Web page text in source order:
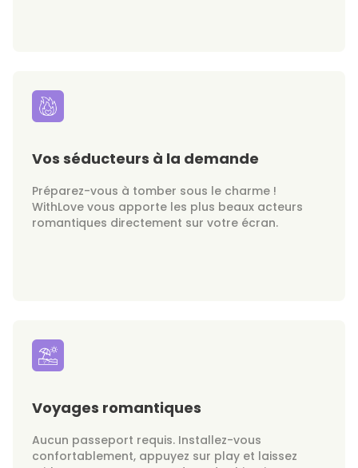
Vos séducteurs à la demande
Préparez-vous à tomber sous le charme !
WithLove vous apporte les plus beaux acteurs
romantiques directement sur votre écran.
Voyages romantiques
Aucun passeport requis. Installez-vous
confortablement, appuyez sur play et laissez